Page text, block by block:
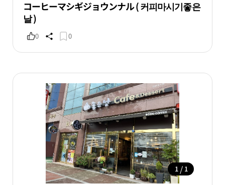
コーヒーマシギジョウンナル ( 커피마시기좋은
날 )
0 0
1 / 1